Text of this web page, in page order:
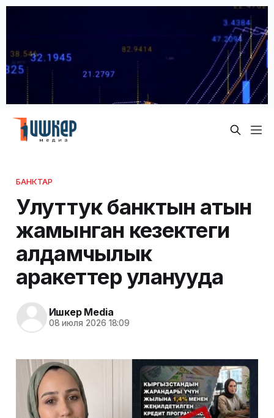
БАНКТАР
Улуттук банктын атын
жамынган кезектеги
алдамчылык
аракеттер уланууда
Ишкер Media
08 июля 2026 18:09